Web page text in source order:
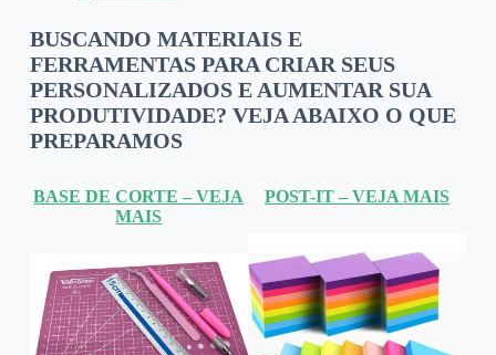
BUSCANDO MATERIAIS E
FERRAMENTAS PARA CRIAR SEUS
PERSONALIZADOS E AUMENTAR SUA
PRODUTIVIDADE? VEJA ABAIXO O QUE
PREPARAMOS
BASE DE CORTE – VEJA
MAIS
POST-IT – VEJA MAIS